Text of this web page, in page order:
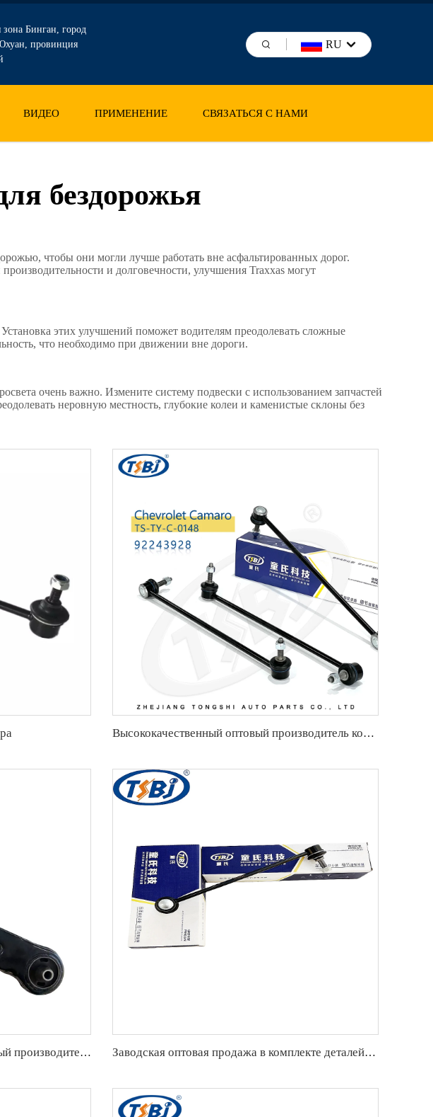
Бинган, город
провинция
RU
ВИДЕО ПРИМЕНЕНИЕ СВЯЗАТЬСЯ С НАМИ
бездорожья
чтобы они могли лучше работать вне асфальтированных дорог.
и долговечности, улучшения Traxxas могут
этих улучшений поможет водителям преодолевать сложные
что необходимо при движении вне дороги.
очень важно. Измените систему подвески с использованием запчастей
неровную местность, глубокие колеи и каменистые склоны без
Высококачественный оптовый производитель компонентов рулевого управления и подвески, стабилизаторная связь для BMW X3 G08 OE 31356887271 31356887272 31356886035
TSBJ Высококачественный оптовый производитель переднего нижнего рычага R для Karry Youyou EV OE:AKR001R Заводская оптовая продажа в комплекте деталей шасси автомобиля, таких как передняя стабилизаторная связь для Cadillac XTS OE:13282833